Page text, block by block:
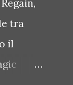
tra
il